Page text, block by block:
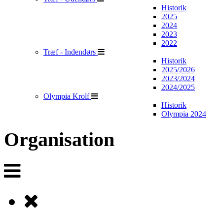
Historik
2025
2024
2023
2022
Træf - Indendørs
Historik
2025/2026
2023/2024
2024/2025
Olympia Krolf
Historik
Olympia 2024
Organisation